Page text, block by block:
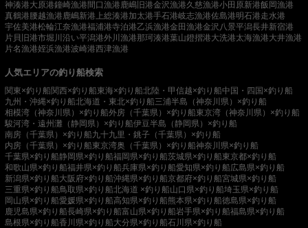
神湊港大原港鐘崎漁港間口漁港 鹿嶋旧港金沢漁港久慈漁港小田原新港飯岡漁港
真鶴港腰越漁港 鹿嶋新港 上総湊港加太港手石港岐志漁港佐島港明石港走水港
宇佐美港松輪江奈漁港福浦港寺泊港乙浜漁港金田漁港金沢八景平潟長井新宿港
片貝旧港市堀川沿い平潟港外川漁港那珂湊港葉山鐙摺港大洗港太海漁港大井漁港
片名漁港姪浜漁港波崎港西津漁港
人気エリアの釣り船検索
関東×釣り船関西×釣り船東海×釣り船北陸・甲信越×釣り船中国・四国×釣り船
九州・沖縄×釣り船北海道・東北×釣り船三浦半島（神奈川県）×釣り船
相模湾（神奈川県）×釣り船外房（千葉県）×釣り船東京湾（神奈川県）×釣り船
駿河湾・遠州灘（静岡県）×釣り船伊豆半島（静岡県）×釣り船
南房（千葉県）×釣り船九十九里・銚子（千葉県）×釣り船
内房（千葉県）×釣り船東京湾奥（千葉県）×釣り船神奈川県×釣り船
千葉県×釣り船静岡県×釣り船福岡県×釣り船茨城県×釣り船東京都×釣り船
和歌山県×釣り船福井県×釣り船兵庫県×釣り船愛知県×釣り船広島県×釣り船
新潟県×釣り船大阪府×釣り船沖縄県×釣り船京都府×釣り船宮城県×釣り船
三重県×釣り船鳥取県×釣り船北海道 ×釣り船山口県×釣り船埼玉県×釣り船
岡山県×釣り船愛媛県×釣り船高知県×釣り船熊本県×釣り船徳島県×釣り船
鹿児島県×釣り船長崎県×釣り船富山県×釣り船岩手県×釣り船福島県×釣り船
島根県×釣り船香川県×釣り船大分県×釣り船石川県×釣り船